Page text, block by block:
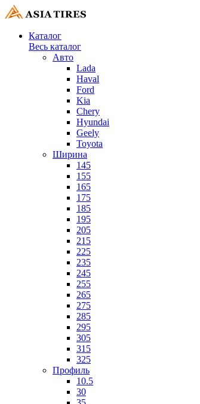
Каталог
Весь каталог
Авто
Lada
Haval
Ford
Kia
Chery
Hyundai
Geely
Toyota
Ширина
145
155
165
175
185
195
205
215
225
235
245
255
265
275
285
295
305
315
325
Профиль
10.5
30